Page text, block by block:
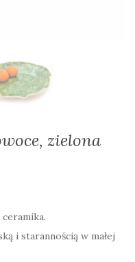
zielona
i starannością w małej